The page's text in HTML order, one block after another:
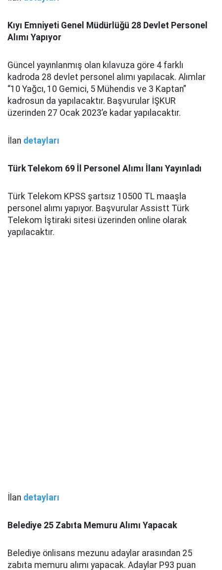
Kıyı Emniyeti Genel Müdürlüğü 28 Devlet Personel
Alımı Yapıyor
Güncel yayınlanmış olan kılavuza göre 4 farklı
kadroda 28 devlet personel alımı yapılacak. Alımlar
“10 Yağcı, 10 Gemici, 5 Mühendis ve 3 Kaptan”
kadrosun da yapılacaktır. Başvurular İŞKUR
üzerinden 27 Ocak 2023’e kadar yapılacaktır.
İlan detayları
Türk Telekom 69 İl Personel Alımı İlanı Yayınladı
Türk Telekom KPSS şartsız 10500 TL maaşla
personel alımı yapıyor. Başvurular Assistt Türk
Telekom İştiraki sitesi üzerinden online olarak
yapılacaktır.
İlan detayları
Belediye 25 Zabıta Memuru Alımı Yapacak
Belediye önlisans mezunu adaylar arasından 25
zabıta memuru alımı yapacak. Adaylar P93 puan